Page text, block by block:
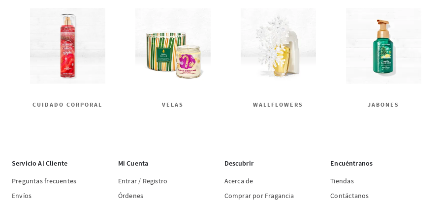
CUIDADO CORPORAL VELAS WALLFLOWERS JABONES
Servicio Al Cliente
Preguntas frecuentes
Envíos
Mi Cuenta
Entrar / Registro
Órdenes
Descubrir
Acerca de
Comprar por Fragancia
Encuéntranos
Tiendas
Contáctanos